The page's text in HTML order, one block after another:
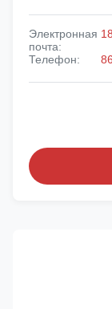
Электронная
почта:
Телефон: